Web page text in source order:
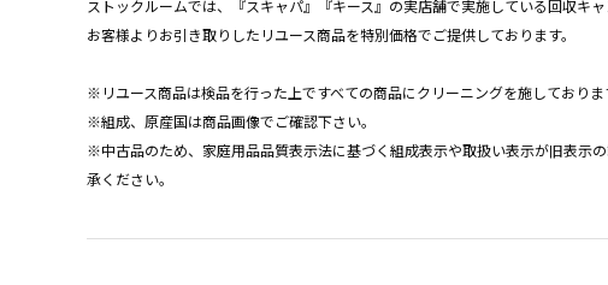
ストックルームでは、『スキャパ』『キース』の実店舗で実施している回収キャ
お客様よりお引き取りしたリユース商品を特別価格でご提供しております。
※リユース商品は検品を行った上ですべての商品にクリーニングを施しておりま
※組成、原産国は商品画像でご確認下さい。
※中古品のため、家庭用品品質表示法に基づく組成表示や取扱い表示が旧表示
承ください。